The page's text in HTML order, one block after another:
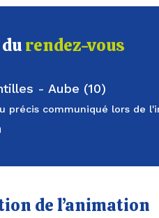
rendez-vous
- Aube (10)
précis communiqué lors de
de l’animation